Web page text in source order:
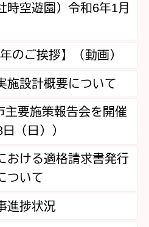
時空遊園）令和6年1月
のご挨拶】（動画）
設計概要について
主要施策報告会を開催
（日））
おける適格請求書発行
ついて
進捗状況